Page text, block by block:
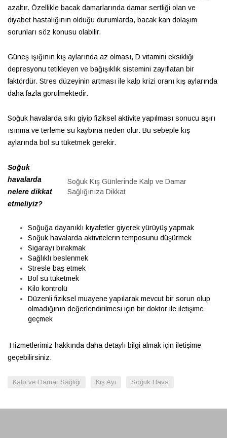
azaltır. Özellikle bacak damarlarında damar sertliği olan ve
diyabet hastalığının olduğu durumlarda, bacak kan dolaşım
sorunları söz konusu olabilir.
Güneş ışığının kış aylarında az olması, D vitamini eksikliği
depresyonu tetikleyen ve bağışıklık sistemini zayıflatan bir
faktördür. Stres düzeyinin artması ile kalp krizi oranı kış aylarında
daha fazla görülmektedir.
Soğuk havalarda sıkı giyip fiziksel aktivite yapılması sonucu aşırı
ısınma ve terleme su kaybına neden olur. Bu sebeple kış
aylarında bol su tüketmek gerekir.
Soğuk Kış Günlerinde Kalp ve Damar
Sağlığınıza Dikkat
Soğuk
havalarda
nelere dikkat
etmeliyiz?
Soğuğa dayanıklı kıyafetler giyerek yürüyüş yapmak
Soğuk havalarda aktivitelerin temposunu düşürmek
Sigarayı bırakmak
Sağlıklı beslenmek
Stresle baş etmek
Bol su tüketmek
Kilo kontrolü
Düzenli fiziksel muayene yapılarak mevcut bir sorun olup
olmadığının değerlendirilmesi için bir doktor ile iletişime
geçmek
Hizmetlerimiz hakkında daha detaylı bilgi almak için iletişime
geçebilirsiniz.
Kalp ve Damar Sağlığı Kış Ayı Soğuk Hava